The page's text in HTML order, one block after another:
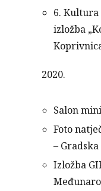
6. Kultura
izložba
2020.
Salon
Foto
–
Izložba